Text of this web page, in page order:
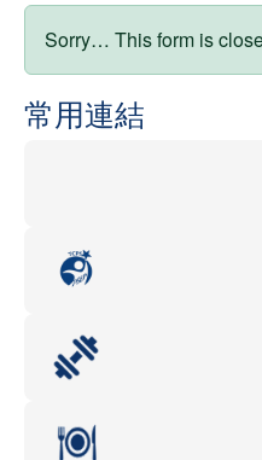
狀態訊息
Sorry… This form is
常用連結